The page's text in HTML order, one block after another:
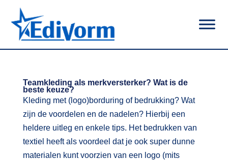
Teamkleding als merkversterker? Wat is de
beste keuze?
Kleding met (logo)borduring of bedrukking? Wat
zijn de voordelen en de nadelen? Hierbij een
heldere uitleg en enkele tips. Het bedrukken van
textiel heeft als voordeel dat je ook super dunne
materialen kunt voorzien van een logo (mits